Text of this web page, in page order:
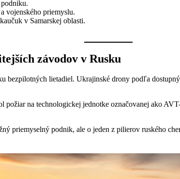
vojenského priemyslu.
v Samarskej oblasti.
závodov v Rusku
bezpilotných lietadiel. Ukrajinské drony podľa
na technologickej jednotke označovanej ako
priemyselný podnik, ale o jeden z pilierov ruského